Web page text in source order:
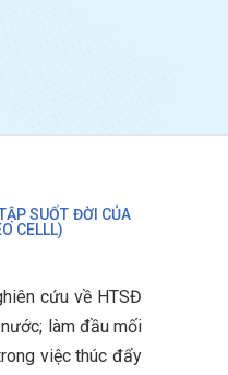
SUỐT ĐỜI CỦA
CELLL)
cứu về HTSĐ
làm đầu mối
việc thúc đẩy